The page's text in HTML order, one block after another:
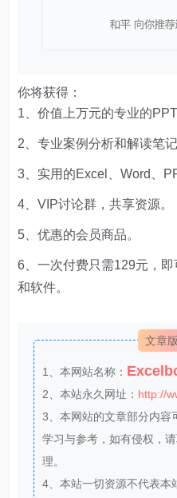
你将获得：
1、价值上万元的专业的PPT
2、专业案例分析和解读笔记
3、实用的Excel、Word、
4、VIP讨论群，共享资源。
5、优惠的会员商品。
6、一次付费只需129元，
和软件。
文章
1、本网站名称：
2、本站永久网址： http://
3、本网站的文章部分内容
学习与参考，如有侵权，
理。
4、本站一切资源不代表本